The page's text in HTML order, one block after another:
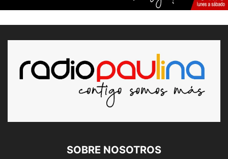
SOBRE NOSOTROS